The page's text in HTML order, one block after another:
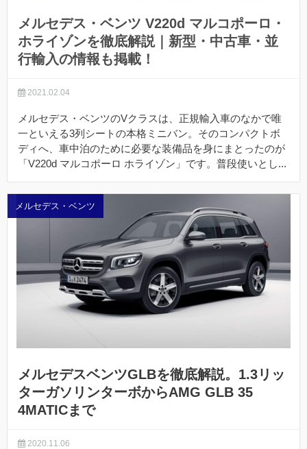
メルセデス・ベンツ V220d マルコポーロ・
ホライゾンを徹底解説｜新型・中古車・並
行輸入の情報も掲載！
2021.02.04
メルセデス・ベンツのVクラスは、正規輸入車のなかで唯
一といえる3列シートの本格ミニバン。そのコンパクトボ
ディへ、車中泊のために必要な装備品を身にまとったのが
「V220d マルコポーロ ホライゾン」です。普段使いとし...
メルセデス・ベンツ
メルセデスベンツGLBを徹底解説。1.3リッ
ターガソリンターボからAMG GLB 35
4MATICまで
2020.11.06